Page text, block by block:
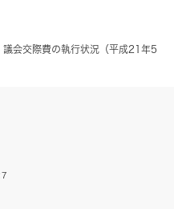
議会交際費の執行状況（平成21年5